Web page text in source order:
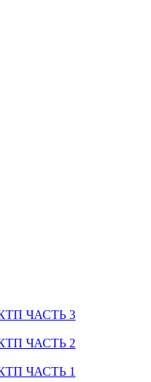
КТП ЧАСТЬ 3
КТП ЧАСТЬ 2
КТП ЧАСТЬ 1